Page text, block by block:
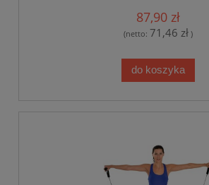
87,90 zł
(netto: 71,46 zł )
do koszyka